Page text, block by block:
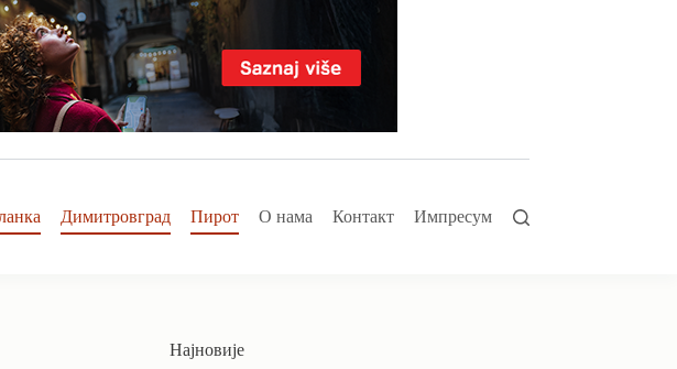
Димитровград Пирот О нама Контакт Импресум
Најновије